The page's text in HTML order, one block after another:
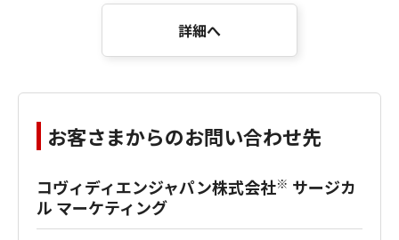
詳細へ
お客さまからのお問い合わせ先
コヴィディエンジャパン株式会社※ サージカ
ル マーケティング